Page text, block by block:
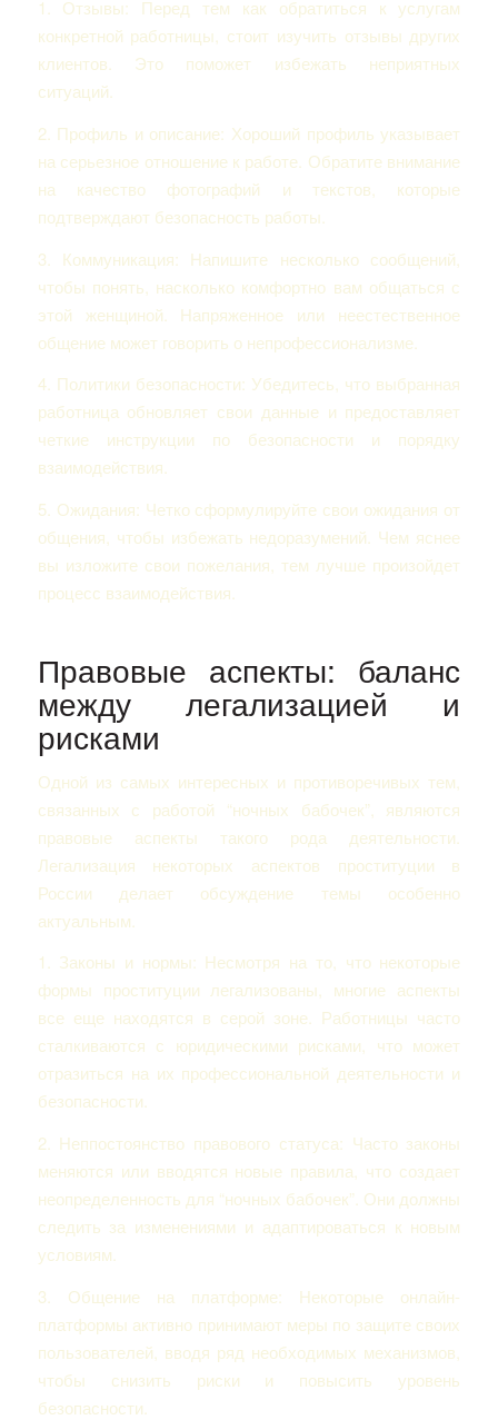
1. Отзывы: Перед тем как обратиться к услугам
конкретной работницы, стоит изучить отзывы других
клиентов. Это поможет избежать неприятных
ситуаций.
2. Профиль и описание: Хороший профиль указывает
на серьезное отношение к работе. Обратите внимание
на качество фотографий и текстов, которые
подтверждают безопасность работы.
3. Коммуникация: Напишите несколько сообщений,
чтобы понять, насколько комфортно вам общаться с
этой женщиной. Напряженное или неестественное
общение может говорить о непрофессионализме.
4. Политики безопасности: Убедитесь, что выбранная
работница обновляет свои данные и предоставляет
четкие инструкции по безопасности и порядку
взаимодействия.
5. Ожидания: Четко сформулируйте свои ожидания от
общения, чтобы избежать недоразумений. Чем яснее
вы изложите свои пожелания, тем лучше произойдет
процесс взаимодействия.
Правовые аспекты: баланс
между легализацией и
рисками
Одной из самых интересных и противоречивых тем,
связанных с работой “ночных бабочек”, являются
правовые аспекты такого рода деятельности.
Легализация некоторых аспектов проституции в
России делает обсуждение темы особенно
актуальным.
1. Законы и нормы: Несмотря на то, что некоторые
формы проституции легализованы, многие аспекты
все еще находятся в серой зоне. Работницы часто
сталкиваются с юридическими рисками, что может
отразиться на их профессиональной деятельности и
безопасности.
2. Неппостоянство правового статуса: Часто законы
меняются или вводятся новые правила, что создает
неопределенность для “ночных бабочек”. Они должны
следить за изменениями и адаптироваться к новым
условиям.
3. Общение на платформе: Некоторые онлайн-
платформы активно принимают меры по защите своих
пользователей, вводя ряд необходимых механизмов,
чтобы снизить риски и повысить уровень
безопасности.